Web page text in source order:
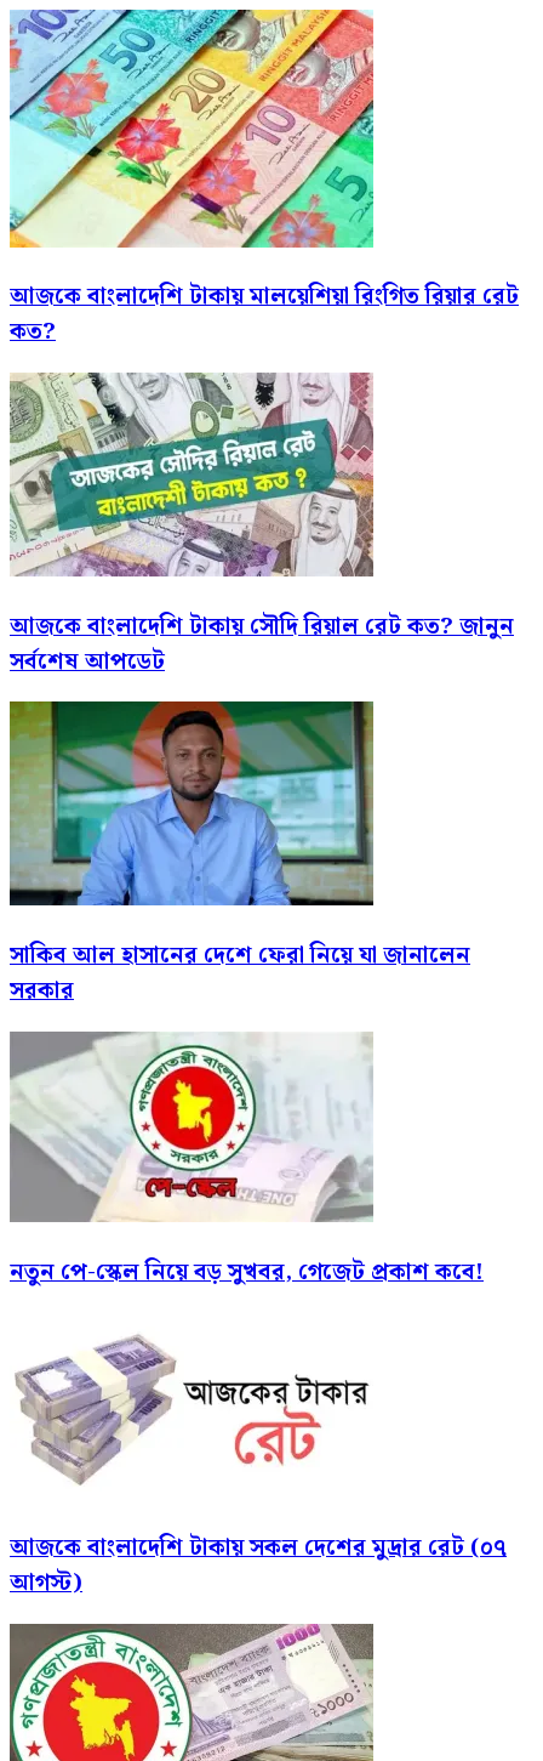
আজকে বাংলাদেশি টাকায় মালয়েশিয়া রিংগিত রিয়ার রেট
কত?
আজকে বাংলাদেশি টাকায় সৌদি রিয়াল রেট কত? জানুন
সর্বশেষ আপডেট
সাকিব আল হাসানের দেশে ফেরা নিয়ে যা জানালেন
সরকার
নতুন পে-স্কেল নিয়ে বড় সুখবর, গেজেট প্রকাশ কবে!
আজকে বাংলাদেশি টাকায় সকল দেশের মুদ্রার রেট (০৭
আগস্ট)